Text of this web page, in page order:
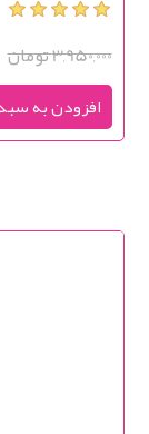
3,950,000 تومان